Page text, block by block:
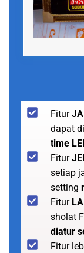
Fitur
dapat
time
Fitur
setiap
setting
Fitur
sholat
diatur
Fitur